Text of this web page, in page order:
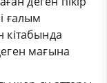
ғалым
кітабында
мағына